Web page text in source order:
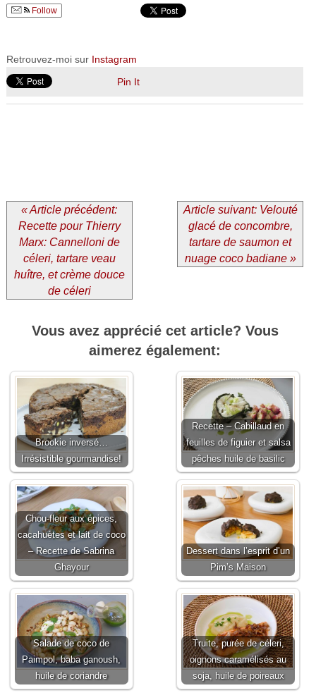
Follow
Retrouvez-moi sur Instagram
Pin It
« Article précédent:
Recette pour Thierry
Marx: Cannelloni de
céleri, tartare veau
huître, et crème douce
de céleri
Article suivant: Velouté
glacé de concombre,
tartare de saumon et
nuage coco badiane »
Vous avez apprécié cet article? Vous
aimerez également:
Brookie inversé…
Irrésistible gourmandise!
Recette – Cabillaud en
feuilles de figuier et salsa
pêches huile de basilic
Chou-fleur aux épices,
cacahuètes et lait de coco
– Recette de Sabrina
Ghayour
Dessert dans l’esprit d’un
Pim’s Maison
Salade de coco de
Paimpol, baba ganoush,
huile de coriandre
Truite, purée de céleri,
oignons caramélisés au
soja, huile de poireaux